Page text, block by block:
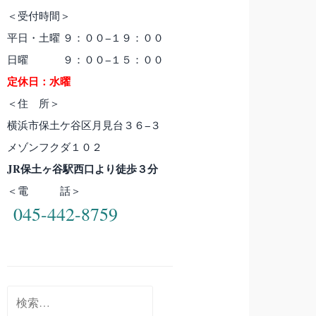
＜受付時間＞
平日・土曜 ９：００−１９：００
日曜 ９：００−１５：００
定休日：水曜
＜住 所＞
横浜市保土ケ谷区月見台３６−３
メゾンフクダ１０２
JR保土ヶ谷駅西口より徒歩３分
＜電 話＞
045-442-8759